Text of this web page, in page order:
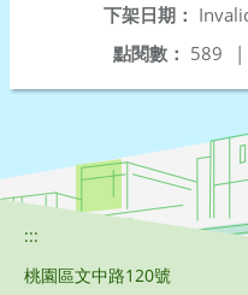
下架日期：
點閱數： 589 |
:::
桃園區文中路120號